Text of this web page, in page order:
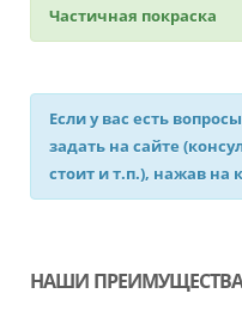
Частичная покраска
Если у вас есть
задать на сайте
стоит и т.п.), нажав на
НАШИ ПРЕИМУЩЕСТВА